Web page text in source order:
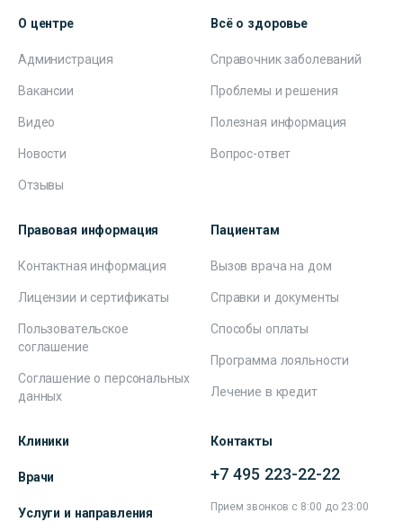
О центре
Администрация
Вакансии
Видео
Новости
Отзывы
Всё о здоровье
Справочник заболеваний
Проблемы и решения
Полезная информация
Вопрос-ответ
Правовая информация
Контактная информация
Лицензии и сертификаты
Пользовательское
соглашение
Соглашение о персональных
данных
Пациентам
Вызов врача на дом
Справки и документы
Способы оплаты
Программа лояльности
Лечение в кредит
Клиники
Врачи
Услуги и направления
Контакты
+7 495 223-22-22
Прием звонков с 8:00 до 23:00